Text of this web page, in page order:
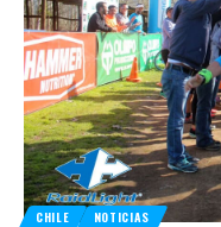
CHILE NOTICIAS